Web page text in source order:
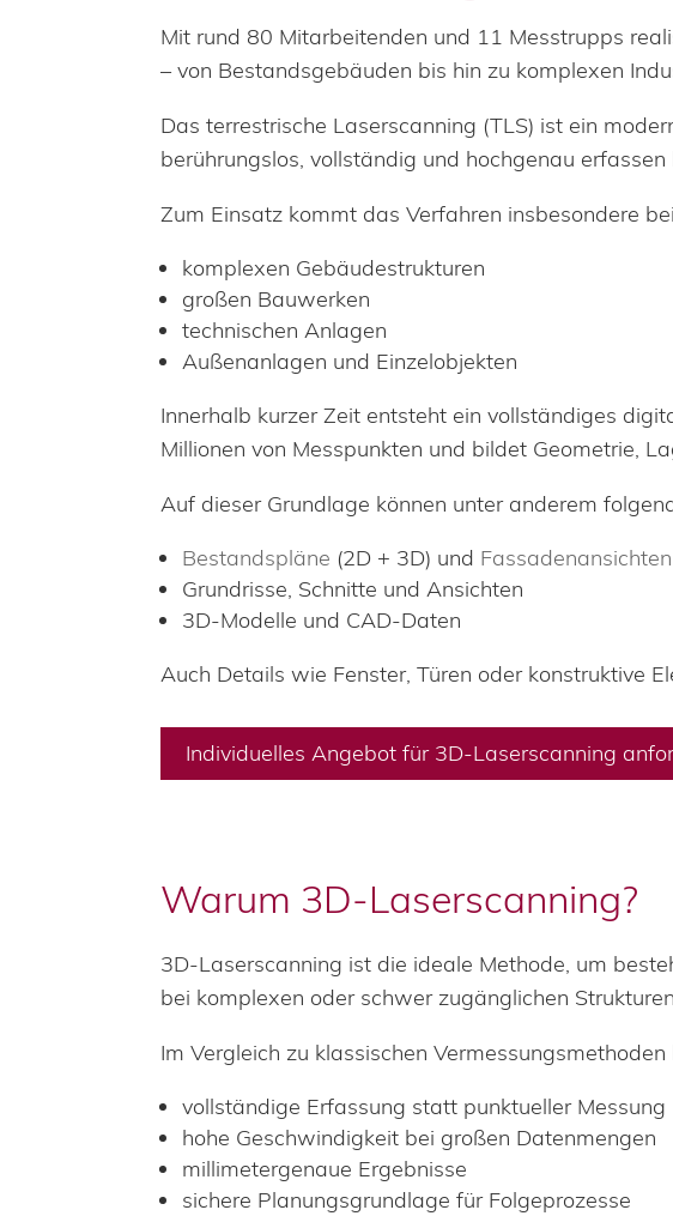
Mit rund 80 Mitarbeitenden und 11 Messtrupps
– von Bestandsgebäuden bis hin zu komplexen
Das terrestrische Laserscanning (TLS) ist ein
berührungslos, vollständig und hochgenau erfassen
Zum Einsatz kommt das Verfahren insbesondere
komplexen Gebäudestrukturen
großen Bauwerken
technischen Anlagen
Außenanlagen und Einzelobjekten
Innerhalb kurzer Zeit entsteht ein vollständiges
Millionen von Messpunkten und bildet Geometrie,
Auf dieser Grundlage können unter anderem
Bestandspläne (2D + 3D) und Fassadenansichten
Grundrisse, Schnitte und Ansichten
3D-Modelle und CAD-Daten
Auch Details wie Fenster, Türen oder konstruktive
Individuelles Angebot für 3D-Laserscanning
Warum 3D-Laserscanning?
3D-Laserscanning ist die ideale Methode, um
bei komplexen oder schwer zugänglichen
Im Vergleich zu klassischen
vollständige Erfassung statt punktueller Messung
hohe Geschwindigkeit bei großen Datenmengen
millimetergenaue Ergebnisse
sichere Planungsgrundlage für Folgeprozesse